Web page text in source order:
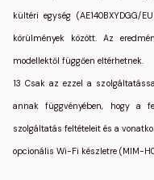
kültéri egység (AE140BXYDGG/
körülmények között. Az
modellektől függően eltérhetnek.
13 Csak az ezzel a
annak függvényében, hogy a
szolgáltatás feltételeit és a
opcionális Wi-Fi készletre (MIM-